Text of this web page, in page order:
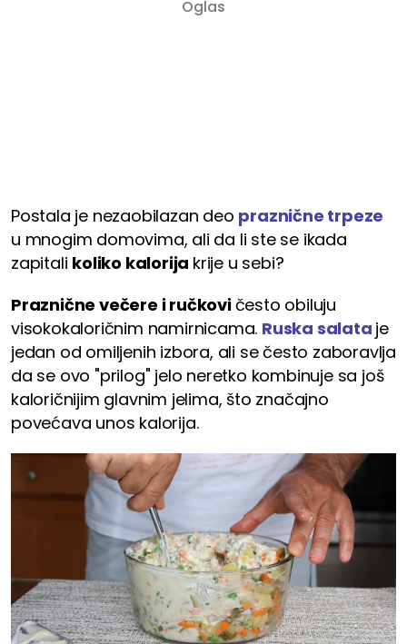
Postala je nezaobilazan deo praznične trpeze
u mnogim domovima, ali da li ste se ikada
zapitali koliko kalorija krije u sebi?
Praznične večere i ručkovičesto obiluju
visokokaloričnim namirnicama. Ruska salata je
jedan od omiljenih izbora, ali se često zaboravlja
da se ovo "prilog" jelo neretko kombinuje sa još
kaloričnijim glavnim jelima, što značajno
povećava unos kalorija.